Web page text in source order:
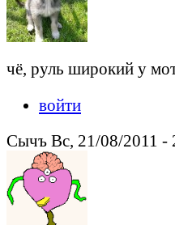
чё, руль широкий у
войти
Сычъ Вс, 21/08/2011 -